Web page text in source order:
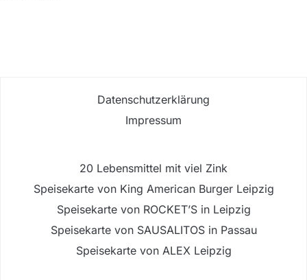
Datenschutzerklärung
Impressum
20 Lebensmittel mit viel Zink
Speisekarte von King American Burger Leipzig
Speisekarte von ROCKET’S in Leipzig
Speisekarte von SAUSALITOS in Passau
Speisekarte von ALEX Leipzig